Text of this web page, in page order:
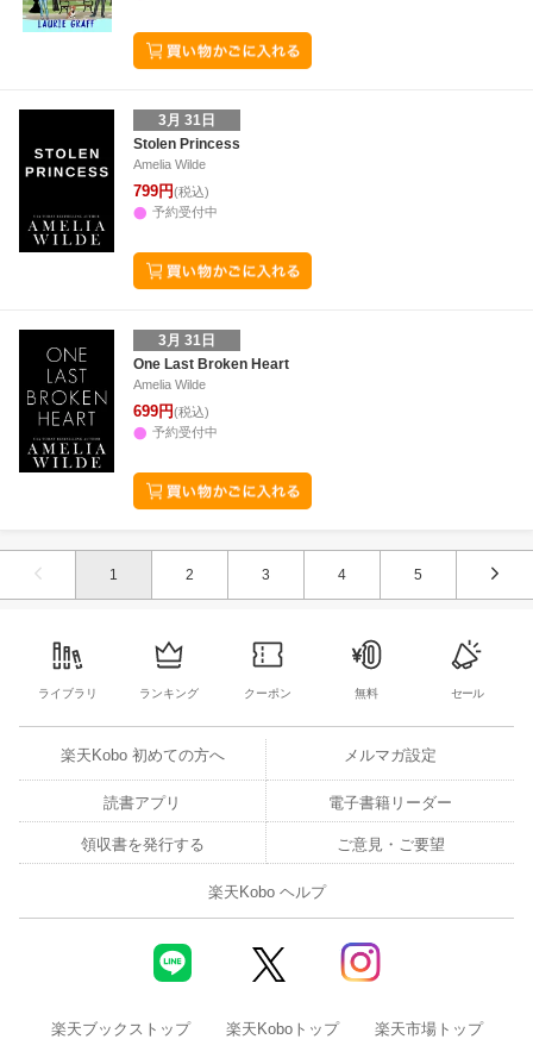
3月 31日
Stolen Princess
Amelia Wilde
799円(税込)
予約受付中
3月 31日
One Last Broken Heart
Amelia Wilde
699円(税込)
予約受付中
1 2 3 4 5
ライブラリ ランキング クーポン 無料 セール
楽天Kobo 初めての方へ メルマガ設定
読書アプリ 電子書籍リーダー
領収書を発行する ご意見・ご要望
楽天Kobo ヘルプ
楽天ブックストップ 楽天Koboトップ 楽天市場トップ